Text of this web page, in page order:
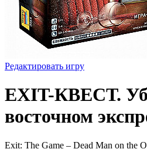
Редактировать игру
EXIT-КВЕСТ.
восточном
Exit: The Game – Dead Man on the